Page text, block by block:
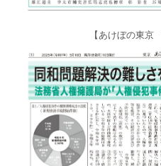
【あけぼの東京